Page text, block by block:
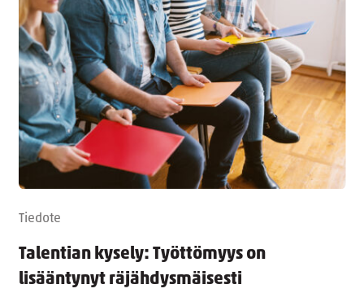
Tiedote
Talentian kysely: Työttömyys on
lisääntynyt räjähdysmäisesti